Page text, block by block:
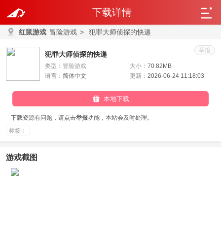
下载详情
红鼠游戏 冒险游戏 > 犯罪大师侦探的快递
犯罪大师侦探的快递
类型： 冒险游戏 大小：70.82MB
语言： 简体中文 更新：2026-06-24 11:18:03
举报
本地下载
下载资源有问题，请点击举报功能，本站会及时处理。
标签：
游戏截图